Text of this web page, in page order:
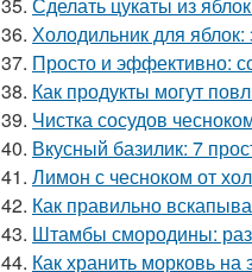
36. Холодильник для яблок:
37. Просто и эффективно:
38. Как продукты могут
39. Чистка сосудов
40. Вкусный базилик: 7
41. Лимон с чесноком от
42. Как правильно
43. Штамбы смородины:
44. Как хранить морковь